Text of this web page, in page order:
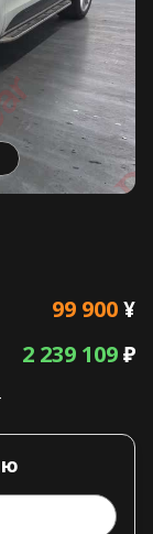
99 900¥
2 239 109₽